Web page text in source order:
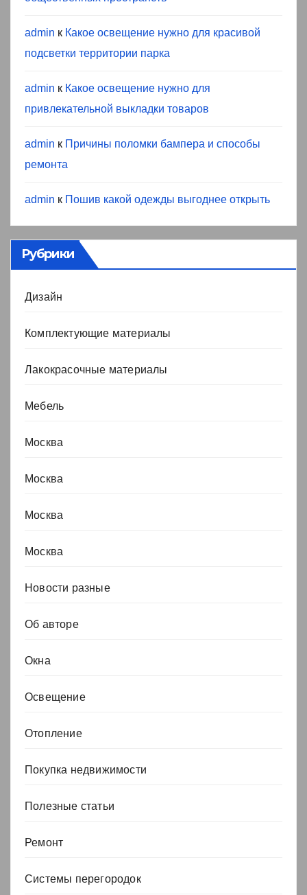
admin к Какое освещение нужно для красивой
подсветки территории парка
admin к Какое освещение нужно для
привлекательной выкладки товаров
admin к Причины поломки бампера и способы
ремонта
admin к Пошив какой одежды выгоднее открыть
Рубрики
Дизайн
Комплектующие материалы
Лакокрасочные материалы
Мебель
Москва
Москва
Москва
Москва
Новости разные
Об авторе
Окна
Освещение
Отопление
Покупка недвижимости
Полезные статьи
Ремонт
Системы перегородок